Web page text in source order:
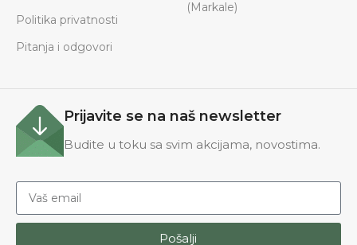
Politika privatnosti
Pitanja i odgovori
(Markale)
Prijavite se na naš newsletter
Budite u toku sa svim akcijama, novostima.
Pošalji